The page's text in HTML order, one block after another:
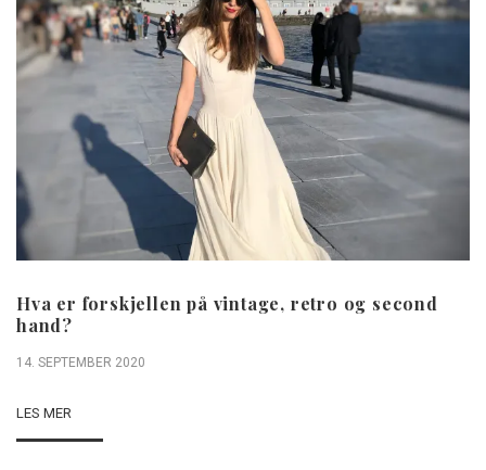
Hva er forskjellen på vintage, retro og second
hand?
14. SEPTEMBER 2020
LES MER